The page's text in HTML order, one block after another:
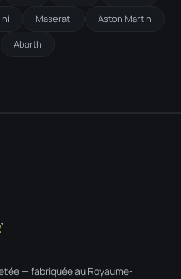
Maserati Aston Martin
Abarth
— fabriquée au Royaume-